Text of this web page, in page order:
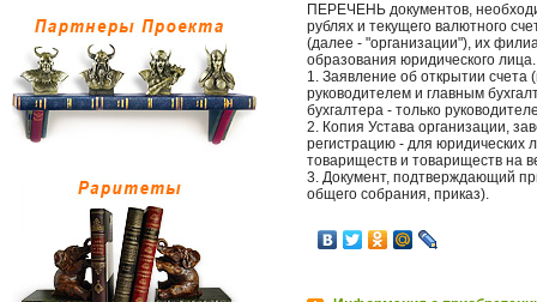
ПЕРЕЧЕНЬ документов,
рублях и текущего валютного
(далее - "организации"), их
образования юридического лица.
1. Заявление об открытии
руководителем и главным
бухгалтера - только
2. Копия Устава организации,
регистрацию - для
товариществ и товариществ на
3. Документ, подтверждающий
общего собрания, приказ).